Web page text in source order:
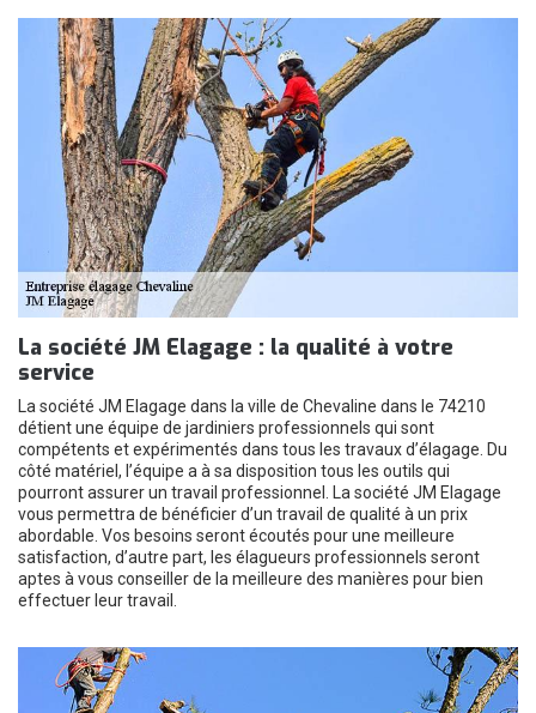
La société JM Elagage : la qualité à votre
service
La société JM Elagage dans la ville de Chevaline dans le 74210
détient une équipe de jardiniers professionnels qui sont
compétents et expérimentés dans tous les travaux d’élagage. Du
côté matériel, l’équipe a à sa disposition tous les outils qui
pourront assurer un travail professionnel. La société JM Elagage
vous permettra de bénéficier d’un travail de qualité à un prix
abordable. Vos besoins seront écoutés pour une meilleure
satisfaction, d’autre part, les élagueurs professionnels seront
aptes à vous conseiller de la meilleure des manières pour bien
effectuer leur travail.